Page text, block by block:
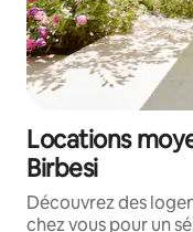
Locations
Birbesi
Découvrez des
chez vous pour un